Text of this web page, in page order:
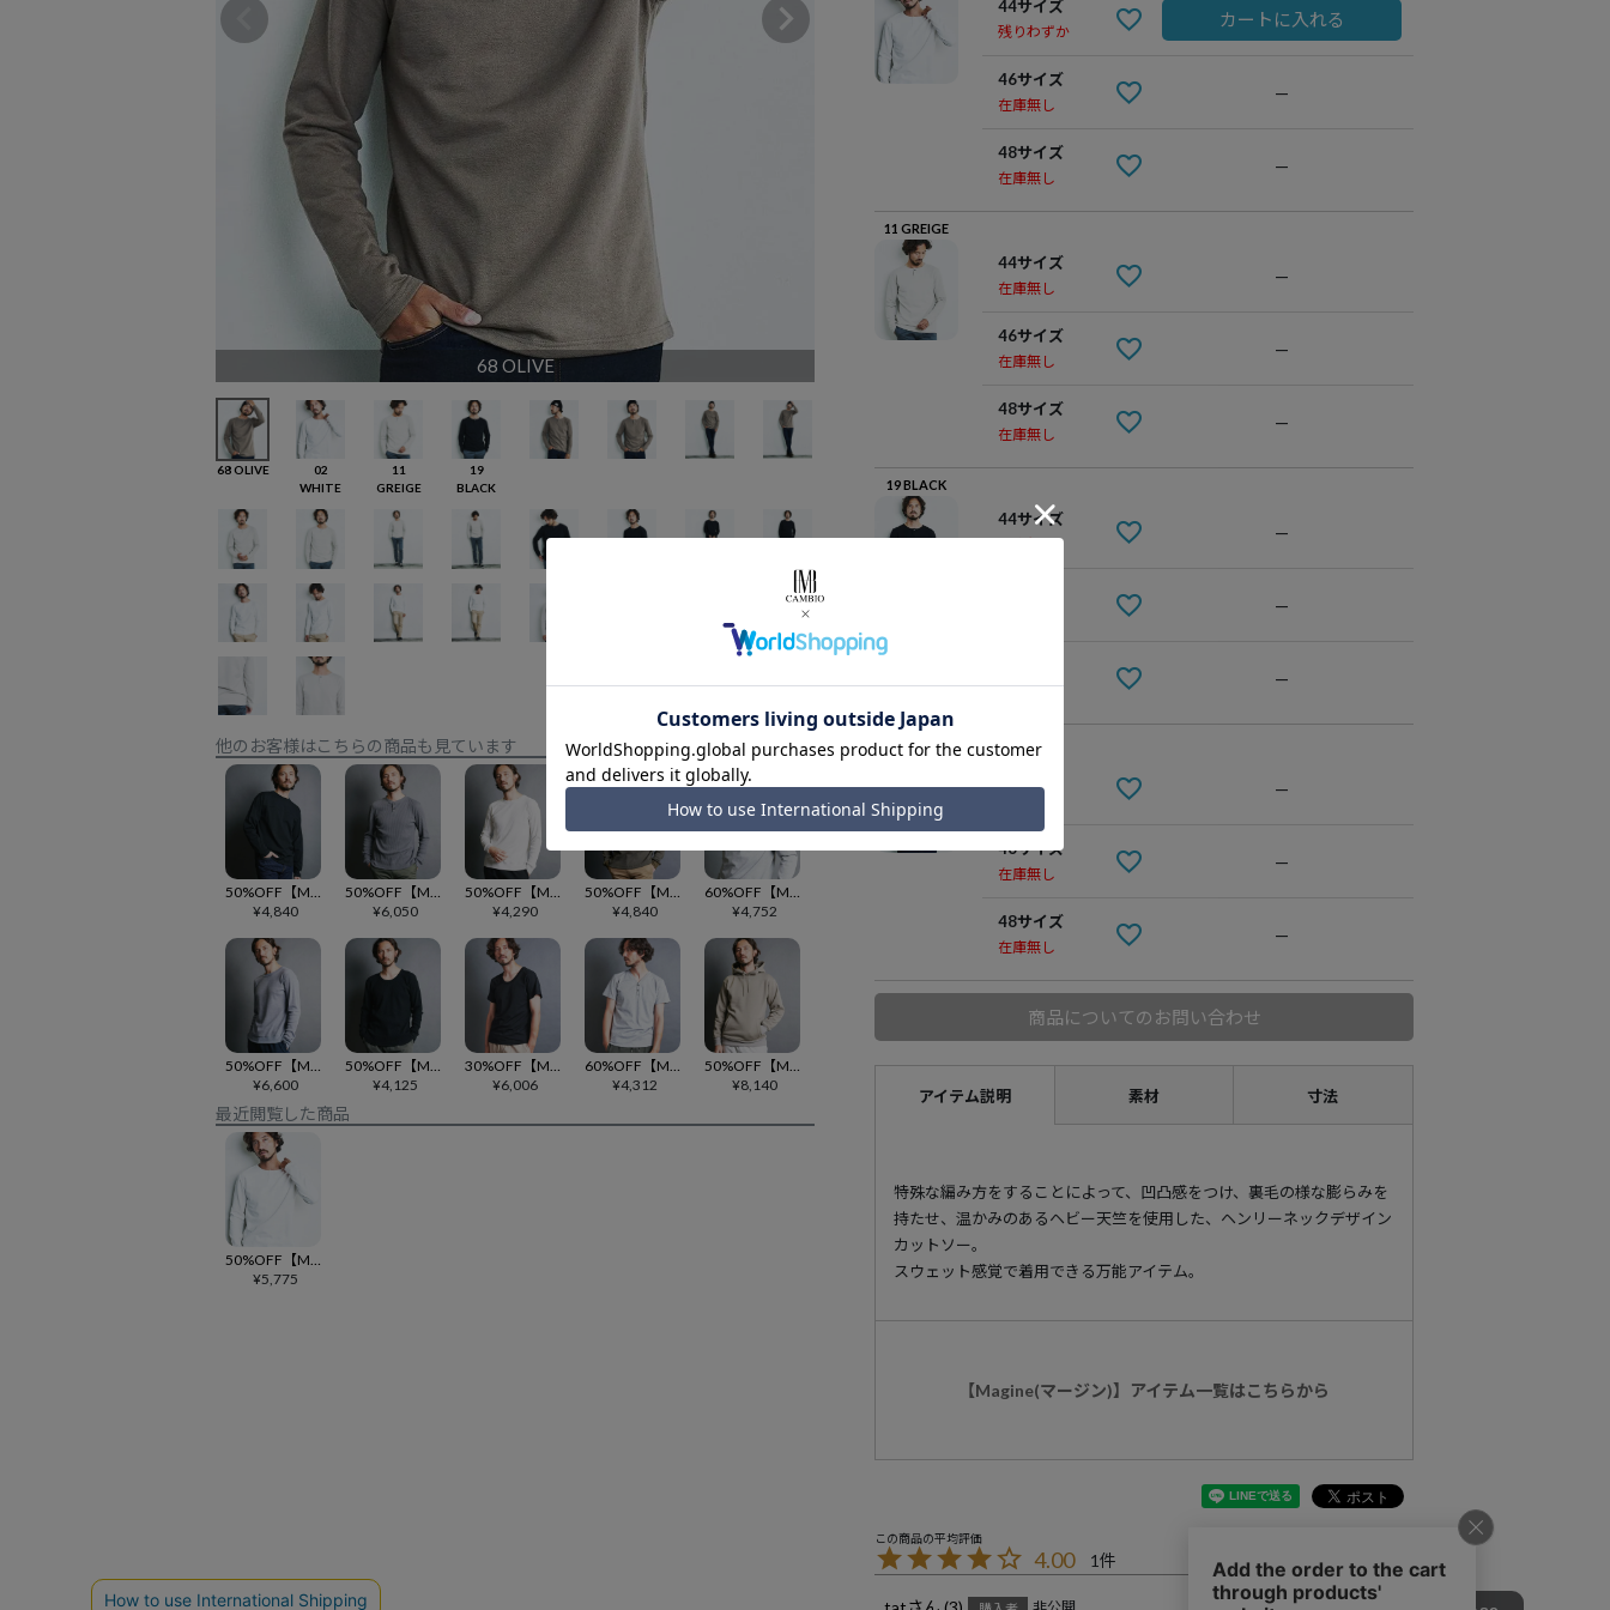
68 OLIVE 02 WHITE
68 OLIVE
02
WHITE
11
GREIGE
19
BLACK
他のお客様はこちらの商品も見ています
¥4,840
¥6,050
¥4,290
¥4,840
¥4,752
¥6,600
¥4,125
¥6,006
¥4,312
¥8,140
最近閲覧した商品
¥5,775
44サイズ
残りわずか
カートに入れる
46サイズ
在庫無し
—
48サイズ
在庫無し
—
11 GREIGE
44サイズ
在庫無し
—
46サイズ
在庫無し
—
48サイズ
在庫無し
—
19 BLACK
44サイズ
—
—
在庫無し
—
68 OLIVE
—
46サイズ
在庫無し
—
48サイズ
在庫無し
—
商品についてのお問い合わせ
アイテム説明 素材 寸法
特殊な編み方をすることによって、凹凸感をつけ、裏毛の様な膨らみを
持たせ、温かみのあるヘビー天竺を使用した、ヘンリーネックデザイン
カットソー。
スウェット感覚で着用できる万能アイテム。
【Magine(マージン)】アイテム一覧はこちらから
4.00 1